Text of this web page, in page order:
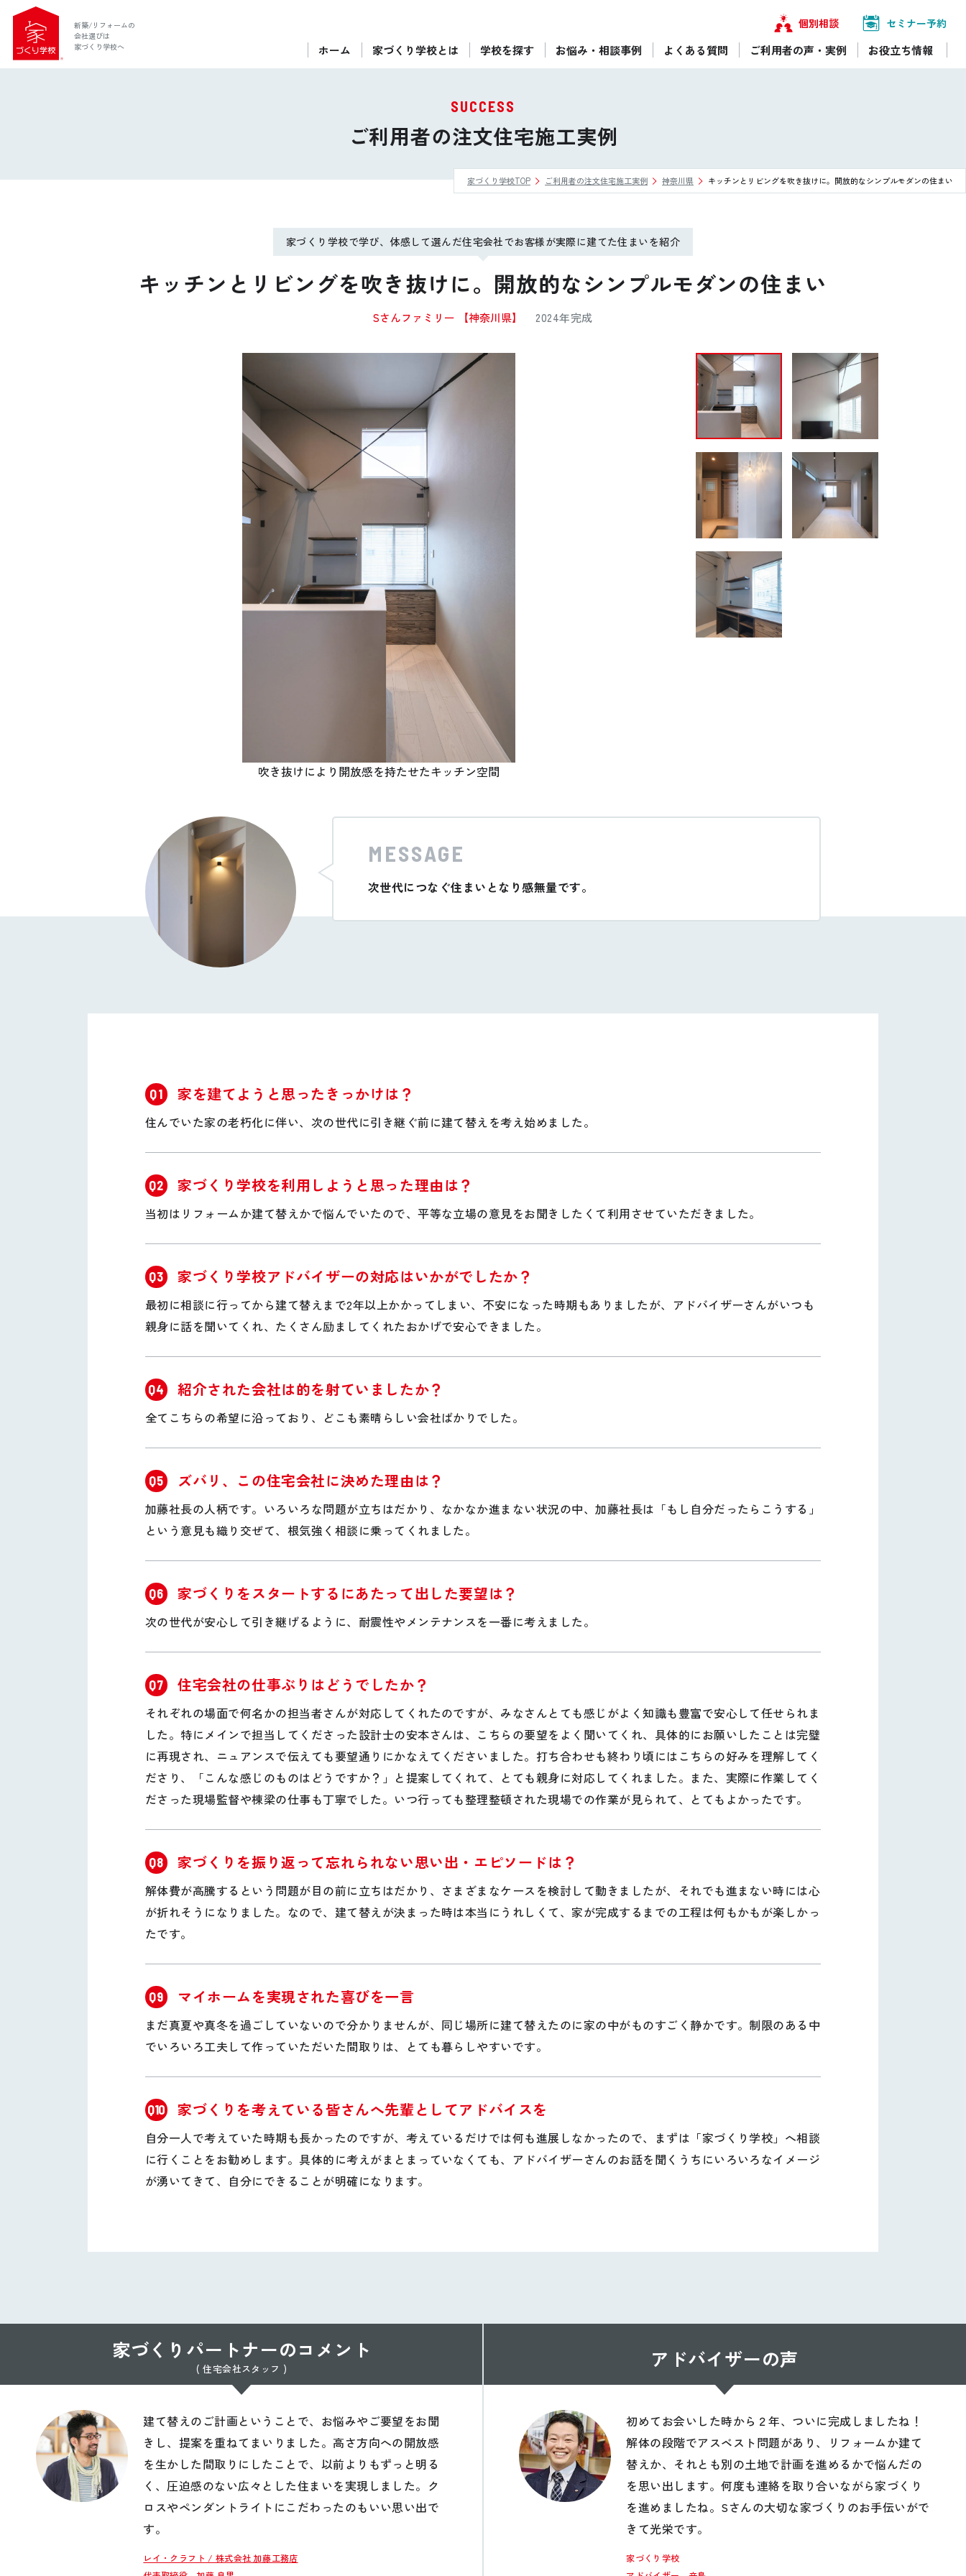
新築/リフォームの
会社選びは
家づくり学校へ
個別相談 セミナー予約
ホーム 家づくり学校とは 学校を探す お悩み・相談事例 よくある質問 ご利用者の声・実例 お役立ち情報
ぴったりの住宅会社をご提案
後悔しない家づくりをレクチャー
セミナーをみる
ご利用は無料！全国20校
お近くの学校を探す
YOUTUBE
SUCCESS
ご利用者の注文住宅施工実例
家づくり学校TOP ご利用者の注文住宅施工実例 神奈川県 キッチンとリビングを吹き抜けに。開放的なシンプルモダンの住まい
家づくり学校で学び、体感して選んだ住宅会社でお客様が実際に建てた住まいを紹介
キッチンとリビングを吹き抜けに。開放的なシンプルモダンの住まい
Sさんファミリー 【神奈川県】 2024年完成
吹き抜けにより開放感を持たせたキッチン空間
MESSAGE
次世代につなぐ住まいとなり感無量です。
Q1 家を建てようと思ったきっかけは？
住んでいた家の老朽化に伴い、次の世代に引き継ぐ前に建て替えを考え始めました。
Q2 家づくり学校を利用しようと思った理由は？
当初はリフォームか建て替えかで悩んでいたので、平等な立場の意見をお聞きしたくて利用させていただきました。
Q3 家づくり学校アドバイザーの対応はいかがでしたか？
最初に相談に行ってから建て替えまで2年以上かかってしまい、不安になった時期もありましたが、アドバイザーさんがいつも
親身に話を聞いてくれ、たくさん励ましてくれたおかげで安心できました。
Q4 紹介された会社は的を射ていましたか？
全てこちらの希望に沿っており、どこも素晴らしい会社ばかりでした。
Q5 ズバリ、この住宅会社に決めた理由は？
加藤社長の人柄です。いろいろな問題が立ちはだかり、なかなか進まない状況の中、加藤社長は「もし自分だったらこうする」
という意見も織り交ぜて、根気強く相談に乗ってくれました。
Q6 家づくりをスタートするにあたって出した要望は？
次の世代が安心して引き継げるように、耐震性やメンテナンスを一番に考えました。
Q7 住宅会社の仕事ぶりはどうでしたか？
それぞれの場面で何名かの担当者さんが対応してくれたのですが、みなさんとても感じがよく知識も豊富で安心して任せられま
した。特にメインで担当してくださった設計士の安本さんは、こちらの要望をよく聞いてくれ、具体的にお願いしたことは完璧
に再現され、ニュアンスで伝えても要望通りにかなえてくださいました。打ち合わせも終わり頃にはこちらの好みを理解してく
ださり、「こんな感じのものはどうですか？」と提案してくれて、とても親身に対応してくれました。また、実際に作業してく
ださった現場監督や棟梁の仕事も丁寧でした。いつ行っても整理整頓された現場での作業が見られて、とてもよかったです。
Q8 家づくりを振り返って忘れられない思い出・エピソードは？
解体費が高騰するという問題が目の前に立ちはだかり、さまざまなケースを検討して動きましたが、それでも進まない時には心
が折れそうになりました。なので、建て替えが決まった時は本当にうれしくて、家が完成するまでの工程は何もかもが楽しかっ
たです。
Q9 マイホームを実現された喜びを一言
まだ真夏や真冬を過ごしていないので分かりませんが、同じ場所に建て替えたのに家の中がものすごく静かです。制限のある中
でいろいろ工夫して作っていただいた間取りは、とても暮らしやすいです。
Q10 家づくりを考えている皆さんへ先輩としてアドバイスを
自分一人で考えていた時期も長かったのですが、考えているだけでは何も進展しなかったので、まずは「家づくり学校」へ相談
に行くことをお勧めします。具体的に考えがまとまっていなくても、アドバイザーさんのお話を聞くうちにいろいろなイメージ
が湧いてきて、自分にできることが明確になります。
家づくりパートナーのコメント
( 住宅会社スタッフ )
建て替えのご計画ということで、お悩みやご要望をお聞
きし、提案を重ねてまいりました。高さ方向への開放感
を生かした間取りにしたことで、以前よりもずっと明る
く、圧迫感のない広々とした住まいを実現しました。ク
ロスやペンダントライトにこだわったのもいい思い出で
す。
レイ・クラフト / 株式会社 加藤工務店
アドバイザーの声
初めてお会いした時から２年、ついに完成しましたね！
解体の段階でアスベスト問題があり、リフォームか建て
替えか、それとも別の土地で計画を進めるかで悩んだの
を思い出します。何度も連絡を取り合いながら家づくり
を進めましたね。Sさんの大切な家づくりのお手伝いがで
きて光栄です。
家づくり学校